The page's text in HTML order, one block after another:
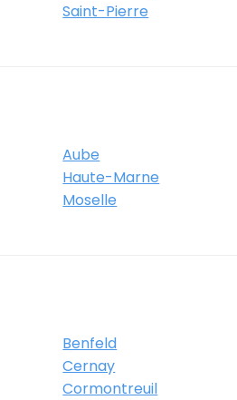
Itinéraire Plus d'info
Itinéraire
Saint-Pierre
Aube
Haute-Marne
Moselle
Benfeld
Cernay
Cormontreuil